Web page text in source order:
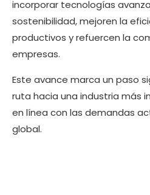
incorporar tecnologías
sostenibilidad, mejoren la
productivos y refuercen la
empresas.
Este avance marca un paso
ruta hacia una industria más
en línea con las demandas
global.